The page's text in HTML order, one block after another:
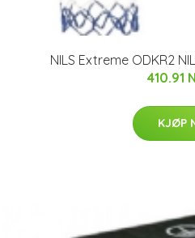
NILS Extreme ODKR2
410.91
KJØP